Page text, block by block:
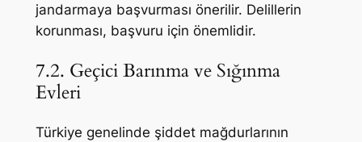
jandarmaya başvurması önerilir. Delillerin
korunması, başvuru için önemlidir.
7.2. Geçici Barınma ve Sığınma
Evleri
Türkiye genelinde şiddet mağdurlarının